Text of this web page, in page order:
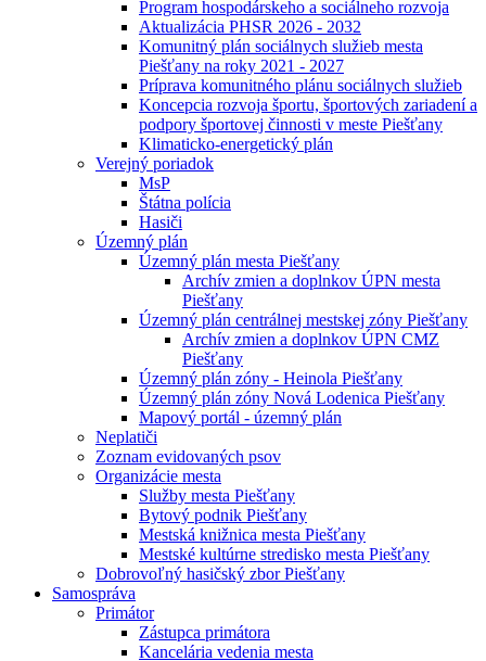
Program hospodárskeho a sociálneho rozvoja
Aktualizácia PHSR 2026 - 2032
Komunitný plán sociálnych služieb mesta
Piešťany na roky 2021 - 2027
Príprava komunitného plánu sociálnych služieb
Koncepcia rozvoja športu, športových zariadení a
podpory športovej činnosti v meste Piešťany
Klimaticko-energetický plán
Verejný poriadok
MsP
Štátna polícia
Hasiči
Územný plán
Územný plán mesta Piešťany
Archív zmien a doplnkov ÚPN mesta
Piešťany
Územný plán centrálnej mestskej zóny Piešťany
Archív zmien a doplnkov ÚPN CMZ
Piešťany
Územný plán zóny - Heinola Piešťany
Územný plán zóny Nová Lodenica Piešťany
Mapový portál - územný plán
Neplatiči
Zoznam evidovaných psov
Organizácie mesta
Služby mesta Piešťany
Bytový podnik Piešťany
Mestská knižnica mesta Piešťany
Mestské kultúrne stredisko mesta Piešťany
Dobrovoľný hasičský zbor Piešťany
Samospráva
Primátor
Zástupca primátora
Kancelária vedenia mesta